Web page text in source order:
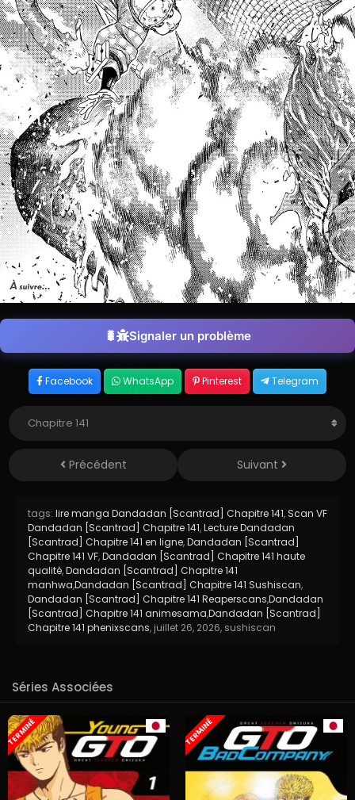
Signaler un problème
Facebook WhatsApp Pinterest Telegram
Précédent Suivant
tags: lire manga Dandadan [Scantrad] Chapitre 141, Scan VF
Dandadan [Scantrad] Chapitre 141,Lecture Dandadan
[Scantrad] Chapitre 141 en ligne,Dandadan [Scantrad]
Chapitre 141 VF,Dandadan [Scantrad] Chapitre 141 haute
qualité,Dandadan [Scantrad] Chapitre 141
manhwa,Dandadan [Scantrad] Chapitre 141 Sushiscan,
Dandadan [Scantrad] Chapitre 141 Reaperscans,Dandadan
[Scantrad] Chapitre 141 animesama,Dandadan [Scantrad]
Chapitre 141 phenixscans, juillet 26, 2026, sushiscan
Séries Associées
TERMINÉ TERMINÉ